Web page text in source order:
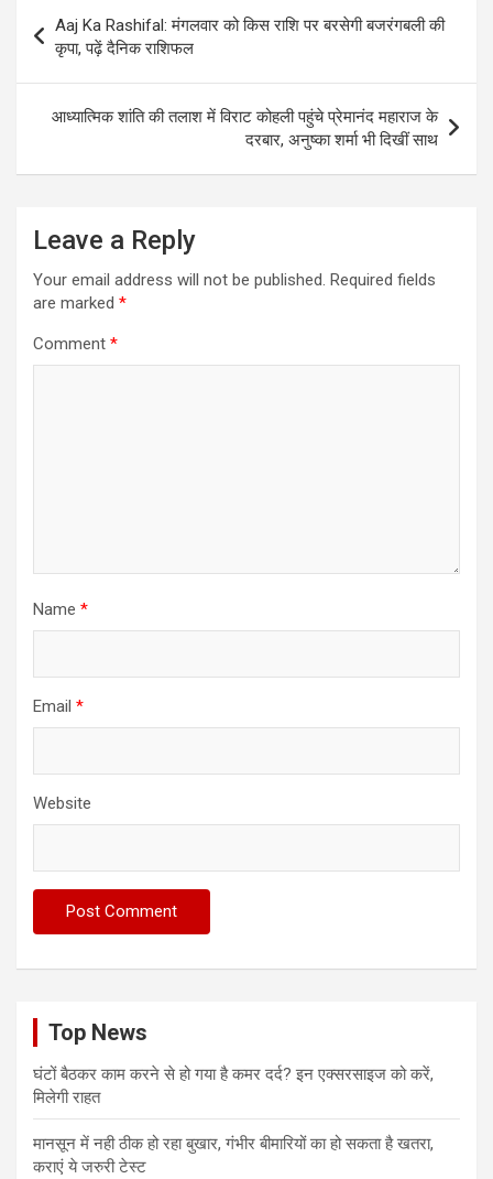
navigation
Aaj Ka Rashifal: मंगलवार को किस राशि पर बरसेगी बजरंगबली की
कृपा, पढ़ें दैनिक राशिफल
आध्यात्मिक शांति की तलाश में विराट कोहली पहुंचे प्रेमानंद महाराज के
दरबार, अनुष्का शर्मा भी दिखीं साथ
Leave a Reply
Your email address will not be published. Required fields
are marked *
Comment *
Name *
Email *
Website
Top News
घंटों बैठकर काम करने से हो गया है कमर दर्द? इन एक्सरसाइज को करें,
मिलेगी राहत
मानसून में नही ठीक हो रहा बुखार, गंभीर बीमारियों का हो सकता है खतरा,
कराएं ये जरुरी टेस्ट